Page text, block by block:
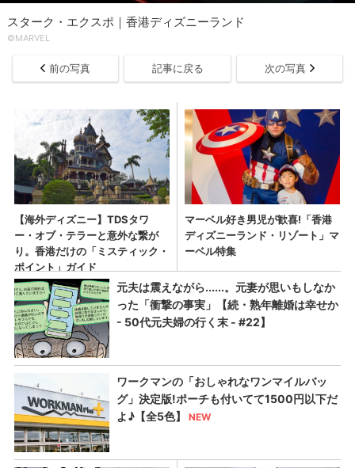
スターク・エクスポ｜香港ディズニーランド
©MARVEL
前の写真 記事に戻る 次の写真